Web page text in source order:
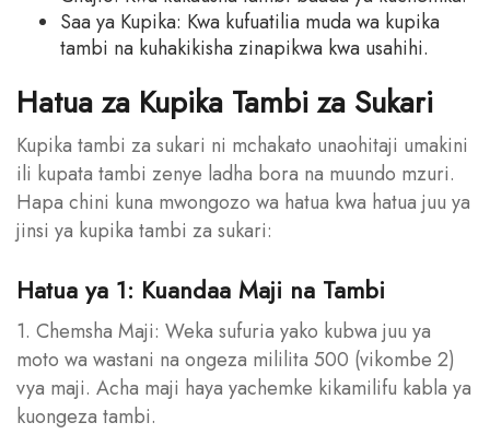
Saa ya Kupika: Kwa kufuatilia muda wa kupika
tambi na kuhakikisha zinapikwa kwa usahihi.
Hatua za Kupika Tambi za Sukari
Kupika tambi za sukari ni mchakato unaohitaji umakini
ili kupata tambi zenye ladha bora na muundo mzuri.
Hapa chini kuna mwongozo wa hatua kwa hatua juu ya
jinsi ya kupika tambi za sukari:
Hatua ya 1: Kuandaa Maji na Tambi
1. Chemsha Maji: Weka sufuria yako kubwa juu ya
moto wa wastani na ongeza mililita 500 (vikombe 2)
vya maji. Acha maji haya yachemke kikamilifu kabla ya
kuongeza tambi.